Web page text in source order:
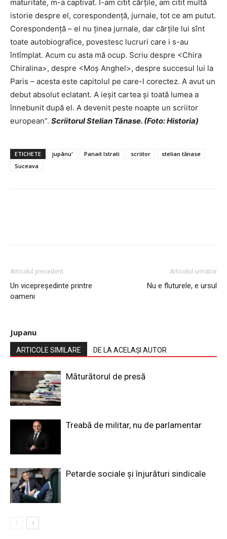
maturitate, m-a captivat. I-am citit cărțile, am citit multă
istorie despre el, corespondență, jurnale, tot ce am putut.
Corespondență – el nu ținea jurnale, dar cărțile lui sînt
toate autobiografice, povestesc lucruri care i s-au
întîmplat. Acum cu asta mă ocup. Scriu despre <Chira
Chiralina>, despre <Moș Anghel>, despre succesul lui la
Paris – acesta este capitolul pe care-l corectez. A avut un
debut absolut eclatant. A ieșit cartea și toată lumea a
înnebunit după el. A devenit peste noapte un scriitor
european”. Scriitorul Stelian Tănase. (Foto: Historia)
ETICHETE jupânu' Panait Istrati scriitor
stelian tănase
Suceava
Articolul precedent
Un vicepreședinte printre
oameni
Articolul următor
Nu e fluturele, e ursul
Jupanu
ARTICOLE SIMILARE DE LA ACELAȘI AUTOR
Măturătorul de presă
Treabă de militar, nu de parlamentar
Petarde sociale și înjurături sindicale